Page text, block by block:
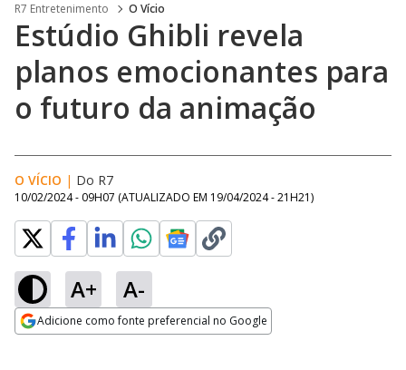
R7 Entretenimento O Vício
Estúdio Ghibli revela
planos emocionantes para
o futuro da animação
O VÍCIO | Do R7
10/02/2024 - 09H07 (ATUALIZADO EM 19/04/2024 - 21H21)
A+ A-
Adicione como fonte preferencial no Google